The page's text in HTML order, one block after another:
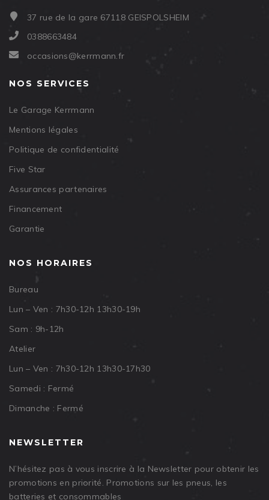
37 rue de la gare 67118 GEISPOLSHEIM
0388663484
occasions@kerrmann.fr
NOS SERVICES
Le Garage Kerrmann
Mentions légales
Politique de confidentialité
Five Star
Assurances partenaires
Financement
Garantie
NOS HORAIRES
Bureau
Lun – Ven : 7h30-12h 13h30-19h
Sam : 9h-12h
Atelier
Lun – Ven : 7h30-12h 13h30-17h30
Samedi : Fermé
Dimanche : Fermé
NEWSLETTER
N’hésitez pas à vous inscrire à la Newsletter pour obtenir les
promotions en priorité. Promotions sur les pneus, les
batteries et consommables